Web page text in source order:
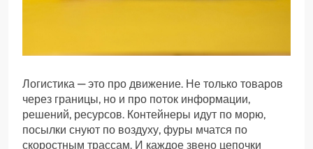
Логистика — это про движение. Не только товаров
через границы, но и про поток информации,
решений, ресурсов. Контейнеры идут по морю,
посылки снуют по воздуху, фуры мчатся по
скоростным трассам. И каждое звено цепочки